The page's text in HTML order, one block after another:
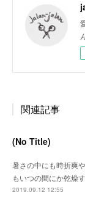
関連記事
(No Title)
暑さの中にも時折爽
もいつの間にか乾燥
2019.09.12 12:55